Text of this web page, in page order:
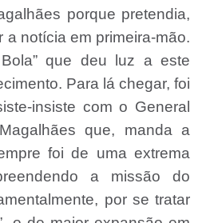
porque pretendia,
a notícia em primeira-mão.
que deu luz a este
Para lá chegar, foi
insiste com o General
que, manda a
foi de uma extrema
a missão do
por se tratar